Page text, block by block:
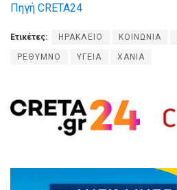
Πηγή CRETA24
Ετικέτες: ΗΡΑΚΛΕΙΟ ΚΟΙΝΩΝΙΑ
ΡΕΘΥΜΝΟ ΥΓΕΙΑ ΧΑΝΙΑ